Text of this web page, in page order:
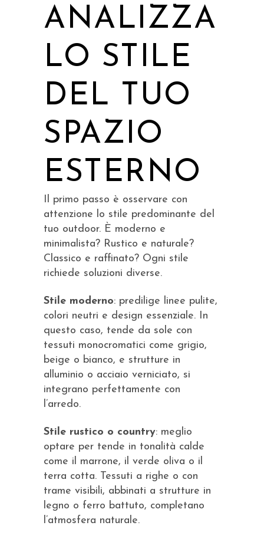
ANALIZZA
LO STILE
DEL TUO
SPAZIO
ESTERNO
Il primo passo è osservare con
attenzione lo stile predominante del
tuo outdoor. È moderno e
minimalista? Rustico e naturale?
Classico e raffinato? Ogni stile
richiede soluzioni diverse.
Stile moderno: predilige linee pulite,
colori neutri e design essenziale. In
questo caso, tende da sole con
tessuti monocromatici come grigio,
beige o bianco, e strutture in
alluminio o acciaio verniciato, si
integrano perfettamente con
l’arredo.
Stile rustico o country: meglio
optare per tende in tonalità calde
come il marrone, il verde oliva o il
terra cotta. Tessuti a righe o con
trame visibili, abbinati a strutture in
legno o ferro battuto, completano
l’atmosfera naturale.